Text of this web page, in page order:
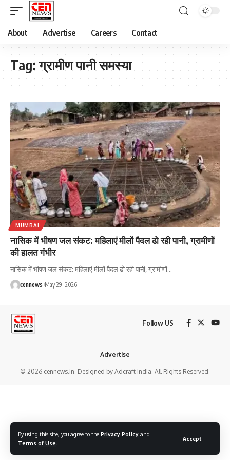
By using this site, you agree to the Privacy Policy and
Terms of Use
Accept
About Advertise Careers Contact
Tag:ग्रामीण पानी समस्या
MUMBAI
नासिक में भीषण जल संकट: महिलाएं मीलों पैदल ढो रही पानी, ग्रामीणों
की हालत गंभीर
नासिक में भीषण जल संकट: महिलाएं मीलों पैदल ढो रही पानी, ग्रामीणों…
cennews May 29, 2026
Follow US
© 2026 cennews.in. Designed by Adcraft India. All Rights Reserved.
Advertise